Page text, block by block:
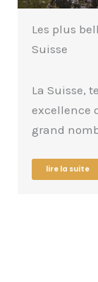
très